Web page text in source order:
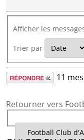
Afficher les
Trier par
Répondre 11
Retourner vers